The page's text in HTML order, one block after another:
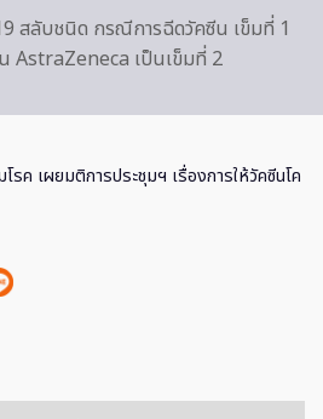
สลับชนิด กรณีการฉีดวัคซีน เข็มที่ 1
AstraZeneca เป็นเข็มที่ 2
รค เผยมติการประชุมฯ เรื่องการให้วัคซีนโค